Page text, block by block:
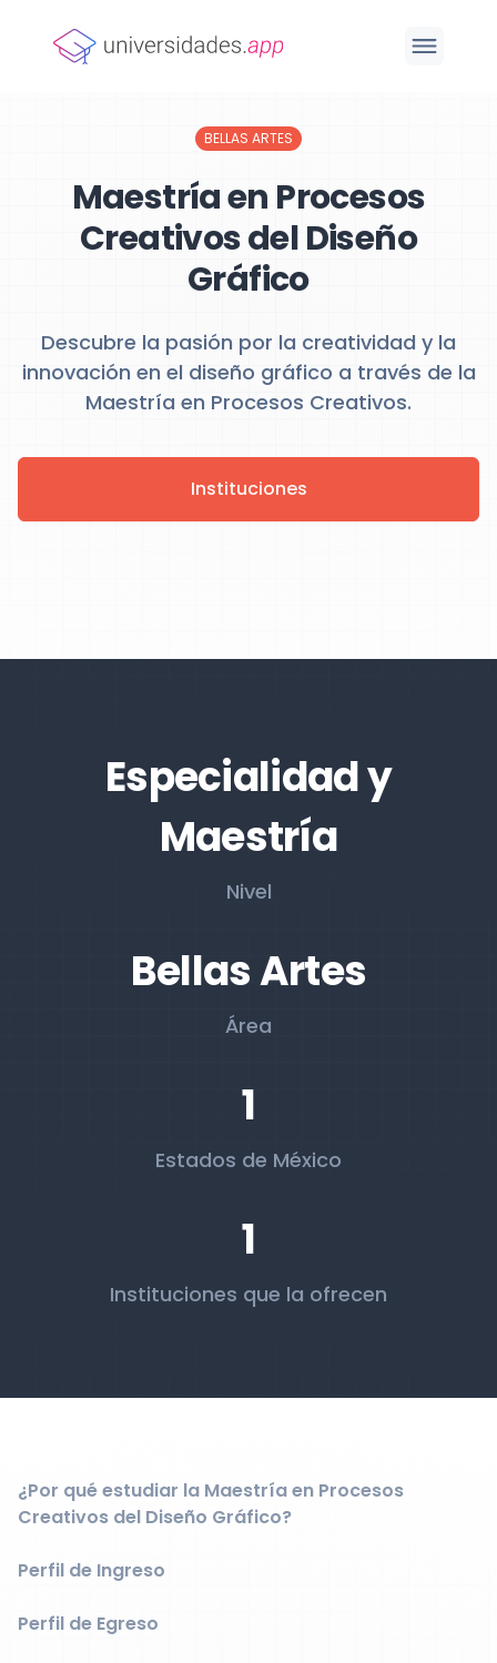
BELLAS ARTES
Maestría en Procesos
Creativos del Diseño
Gráfico
Descubre la pasión por la creatividad y la
innovación en el diseño gráfico a través de la
Maestría en Procesos Creativos.
Instituciones
Especialidad y
Maestría
Nivel
Bellas Artes
Área
1
Estados de México
1
Instituciones que la ofrecen
¿Por qué estudiar la Maestría en Procesos
Creativos del Diseño Gráfico?
Perfil de Ingreso
Perfil de Egreso